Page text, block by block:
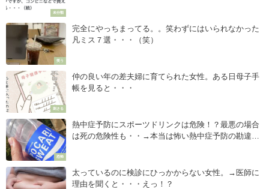
未分類
笑う
完全にやっちまってる。。笑わずにはいられなかった
凡ミス７選・・・（笑）
刺さる
仲の良い年の差夫婦に育てられた女性。ある日母子手
帳を見ると・・・
恐怖
熱中症予防にスポーツドリンクは危険！？最悪の場合
は死の危険性も・・→本当は怖い熱中症予防の勘違
太っているのに検診にひっかからない女性。→医師に
理由を聞くと・・・えっ！？